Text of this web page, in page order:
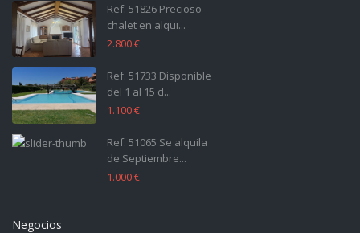
Ref. 51826 Precioso
chalet en alqui...
2.800 €
Ref. 51733 Disponible
del 1 al 15 d...
1.100 €
Ref. 51065 Se alquila
de Septiembre...
1.000 €
Negocios